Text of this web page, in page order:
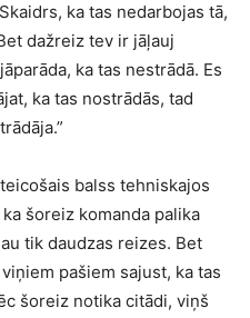
ka tas nedarbojas tā,
dažreiz tev ir jāļauj
ka tas nestrādā. Es
ka tas nostrādās, tad
balss tehniskajos
šoreiz komanda palika
tik daudzas reizes. Bet
pašiem sajust, ka tas
šoreiz notika citādi, viņš